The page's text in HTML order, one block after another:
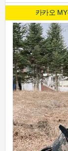
카카오